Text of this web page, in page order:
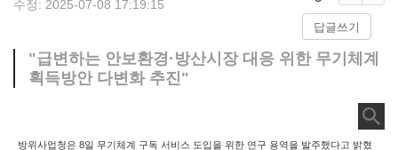
수정: 2025-07-08 17:19:15
답글쓰기
"급변하는 안보환경·방산시장 대응 위한 무기체계
획득방안 다변화 추진"
방위사업청은 8일 무기체계 구독 서비스 도입을 위한 연구 용역을 발주했다고 밝혔